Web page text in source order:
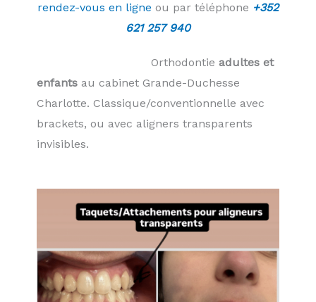
rendez-vous en ligne ou par téléphone +352
621 257 940
Orthodontie adultes et
enfants au cabinet Grande-Duchesse
Charlotte. Classique/conventionnelle avec
brackets, ou avec aligners transparents
invisibles.